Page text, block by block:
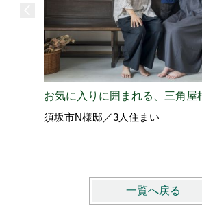
お気に入りに囲まれる、三角屋
須坂市N様邸／3人住まい
一覧へ戻る